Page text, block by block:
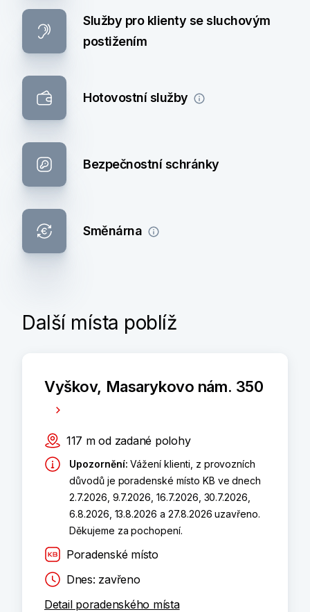
Služby pro klienty se sluchovým
postižením
Hotovostní služby
Bezpečnostní schránky
Směnárna
Další místa poblíž
Vyškov, Masarykovo nám. 350
117 m od zadané polohy
Upozornění: Vážení klienti, z provozních
důvodů je poradenské místo KB ve dnech
2.7.2026, 9.7.2026, 16.7.2026, 30.7.2026,
6.8.2026, 13.8.2026 a 27.8.2026 uzavřeno.
Děkujeme za pochopení.
Poradenské místo
Dnes: zavřeno
Detail poradenského místa